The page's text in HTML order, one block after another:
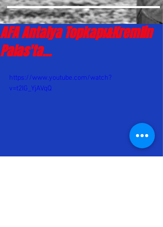
AFA Antalya Topkapı&Kremlin
Palas'ta...
https://www.youtube.com/watch?
v=t2IG_YjAVqQ